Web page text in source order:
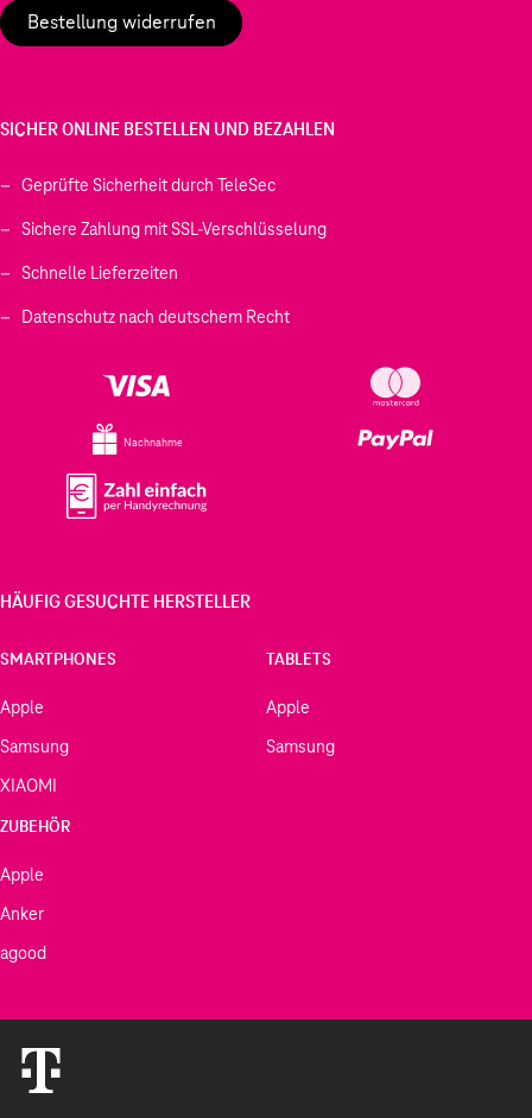
Bestellung widerrufen
SICHER ONLINE BESTELLEN UND BEZAHLEN
Geprüfte Sicherheit durch TeleSec
Sichere Zahlung mit SSL-Verschlüsselung
Schnelle Lieferzeiten
Datenschutz nach deutschem Recht
Nachnahme
HÄUFIG GESUCHTE HERSTELLER
SMARTPHONES
Apple
Samsung
XIAOMI
TABLETS
Apple
Samsung
ZUBEHÖR
Apple
Anker
agood